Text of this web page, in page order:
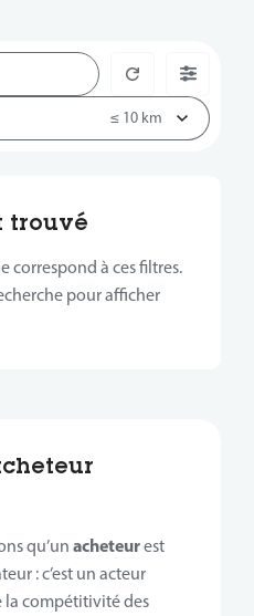
trouvé
correspond à ces filtres.
pour afficher
qu’un acheteurest
: c’est un acteur
la compétitivité des